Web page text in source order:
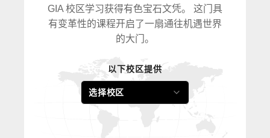
GIA 校区学习获得有色宝石文凭。 这门具
有变革性的课程开启了一扇通往机遇世界
的大门。
以下校区提供
选择校区